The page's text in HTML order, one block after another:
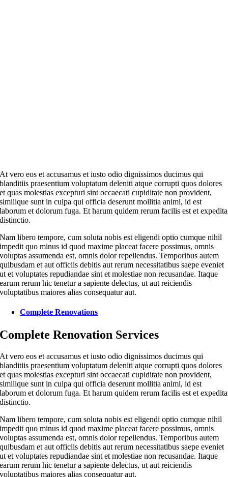
At vero eos et accusamus et iusto odio dignissimos ducimus qui
blanditiis praesentium voluptatum deleniti atque corrupti quos dolores
et quas molestias excepturi sint occaecati cupiditate non provident,
similique sunt in culpa qui officia deserunt mollitia animi, id est
laborum et dolorum fuga. Et harum quidem rerum facilis est et expedita
distinctio.
Nam libero tempore, cum soluta nobis est eligendi optio cumque nihil
impedit quo minus id quod maxime placeat facere possimus, omnis
voluptas assumenda est, omnis dolor repellendus. Temporibus autem
quibusdam et aut officiis debitis aut rerum necessitatibus saepe eveniet
ut et voluptates repudiandae sint et molestiae non recusandae. Itaque
earum rerum hic tenetur a sapiente delectus, ut aut reiciendis
voluptatibus maiores alias consequatur aut.
Complete Renovations
Complete Renovation Services
At vero eos et accusamus et iusto odio dignissimos ducimus qui
blanditiis praesentium voluptatum deleniti atque corrupti quos dolores
et quas molestias excepturi sint occaecati cupiditate non provident,
similique sunt in culpa qui officia deserunt mollitia animi, id est
laborum et dolorum fuga. Et harum quidem rerum facilis est et expedita
distinctio.
Nam libero tempore, cum soluta nobis est eligendi optio cumque nihil
impedit quo minus id quod maxime placeat facere possimus, omnis
voluptas assumenda est, omnis dolor repellendus. Temporibus autem
quibusdam et aut officiis debitis aut rerum necessitatibus saepe eveniet
ut et voluptates repudiandae sint et molestiae non recusandae. Itaque
earum rerum hic tenetur a sapiente delectus, ut aut reiciendis
voluptatibus maiores alias consequatur aut.